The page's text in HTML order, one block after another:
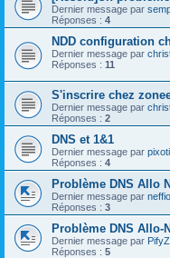
Dernier message par
Réponses : 4
NDD configuration
Dernier message par
Réponses : 11
S'inscrire chez
Dernier message par
Réponses : 2
DNS et 1&1
Dernier message par
Réponses : 4
Problème DNS Allo
Dernier message par
Réponses : 3
Problème DNS Allo-
Dernier message par PifyZ
Réponses : 5